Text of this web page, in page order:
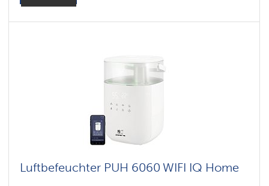
Luftbefeuchter PUH 6060 WIFI IQ Home